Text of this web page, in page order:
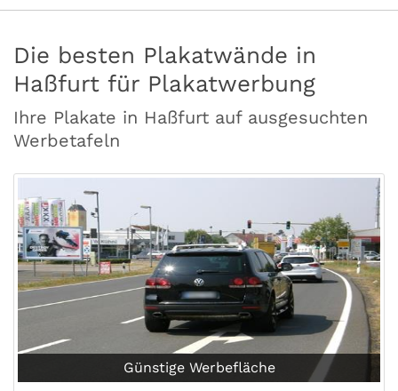
Die besten Plakatwände in
Haßfurt für Plakatwerbung
Ihre Plakate in Haßfurt auf ausgesuchten
Werbetafeln
Günstige Werbefläche